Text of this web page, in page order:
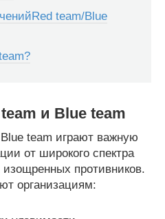
team/Blue
и Blue team
team играют важную
от широкого спектра
противников.
организациям: